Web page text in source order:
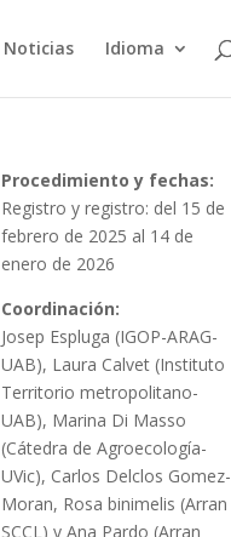
Noticias Idioma
Procedimiento y fechas:
Registro y registro: del 15 de
febrero de 2025 al 14 de
enero de 2026
Coordinación:
Josep Espluga (IGOP-ARAG-
UAB), Laura Calvet (Instituto
Territorio metropolitano-
UAB), Marina Di Masso
(Cátedra de Agroecología-
UVic), Carlos Delclos Gomez-
Moran, Rosa binimelis (Arran
SCCL) y Ana Pardo (Arran